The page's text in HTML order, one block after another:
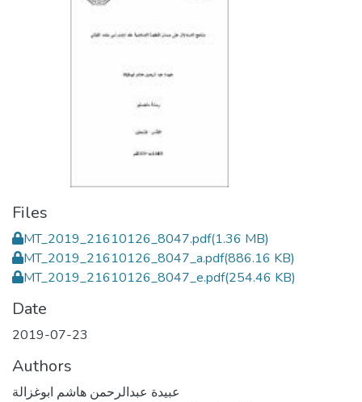
Files
MT_2019_21610126_8047.pdf(1.36 MB)
MT_2019_21610126_8047_a.pdf(886.16 KB)
MT_2019_21610126_8047_e.pdf(254.46 KB)
Date
2019-07-23
Authors
عبيدة عبدالرحمن هاشم ابوغزالة